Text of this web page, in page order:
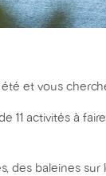
et vous
11 activités à
des baleines sur